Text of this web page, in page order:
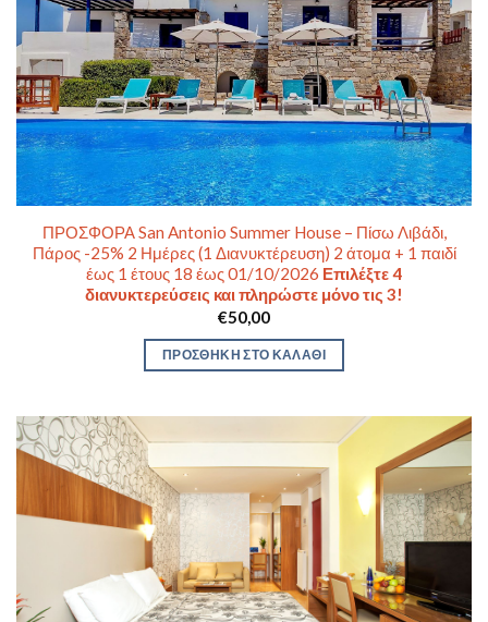
ΠΡΟΣΦΟΡΑ San Antonio Summer House – Πίσω Λιβάδι,
Πάρος -25% 2 Ημέρες (1 Διανυκτέρευση) 2 άτομα + 1 παιδί
έως 1 έτους 18 έως 01/10/2026 Επιλέξτε 4
διανυκτερεύσεις και πληρώστε μόνο τις 3!
€50,00
ΠΡΟΣΘΉΚΗ ΣΤΟ ΚΑΛΆΘΙ